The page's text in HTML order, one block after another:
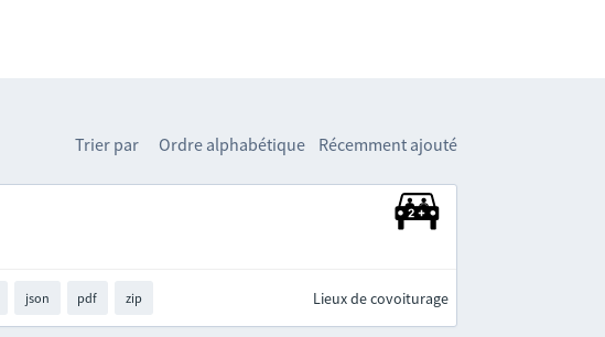
Trier par Ordre alphabétique Récemment ajouté
json pdf zip Lieux de covoiturage